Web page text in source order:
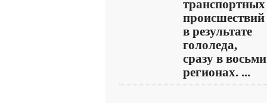
транспортных
происшествий
в результате
гололеда,
сразу в восьми
регионах. ...